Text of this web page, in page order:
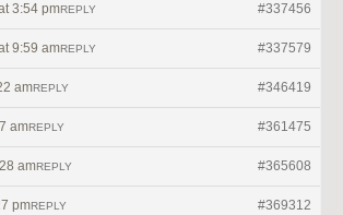
3:54 pm #337456
REPLY
9:59 am #337579
REPLY
am #346419
REPLY
am #361475
REPLY
am #365608
REPLY
pm #369312
REPLY